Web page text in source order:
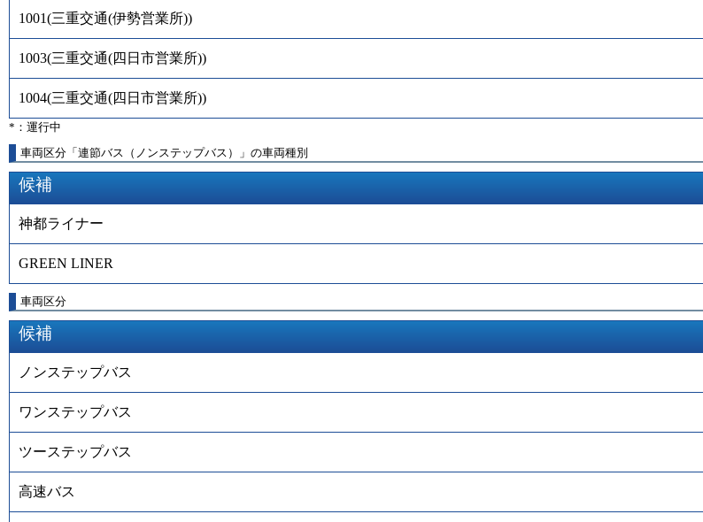
1001(三重交通(伊勢営業所))
1003(三重交通(四日市営業所))
1004(三重交通(四日市営業所))
*：運行中
車両区分「連節バス（ノンステップバス）」の車両種別
候補
神都ライナー
GREEN LINER
車両区分
候補
ノンステップバス
ワンステップバス
ツーステップバス
高速バス